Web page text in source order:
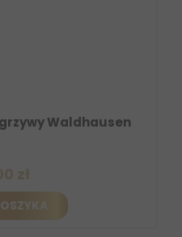
Waldhausen